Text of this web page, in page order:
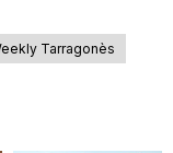
Tarragonès